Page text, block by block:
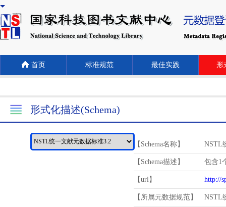
首页 标准规范 最佳实践 形
形式化描述(Schema)
【Schema名称】 NSTL
【Schema描述】 包含1
【url】 http://
【所属元数据规范】 NSTL